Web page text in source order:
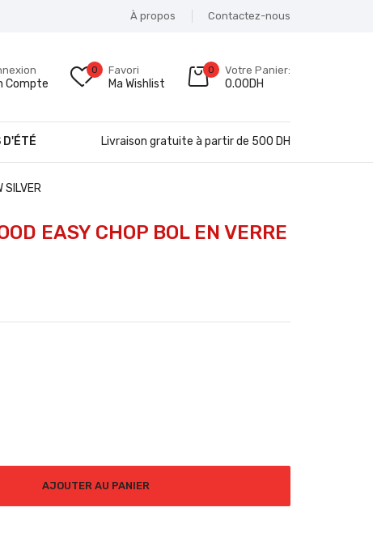
À propos Contactez-nous
Compte
0 Favori
Ma Wishlist
0 Votre Panier:
0.00DH
D'ÉTÉ Livraison gratuite à partir de 500 DH
SILVER
EASY CHOP BOL EN VERRE
AJOUTER AU PANIER